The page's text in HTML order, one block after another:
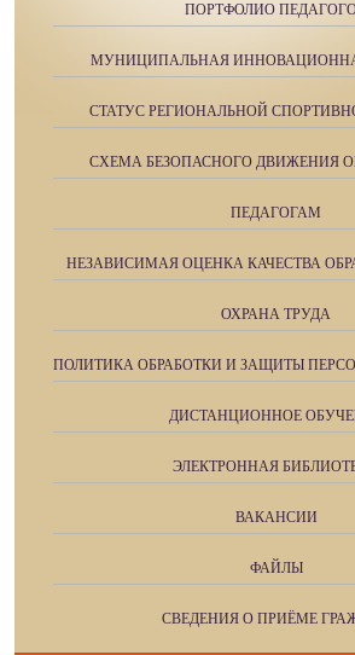
ПОРТФОЛИО
МУНИЦИПАЛЬНАЯ
СТАТУС РЕГИОНАЛЬНОЙ
СХЕМА БЕЗОПАСНОГО ДВИЖЕНИЯ
ПЕДАГОГАМ
НЕЗАВИСИМАЯ ОЦЕНКА КАЧЕСТВА
ОХРАНА ТРУДА
ПОЛИТИКА ОБРАБОТКИ И ЗАЩИТЫ
ДИСТАНЦИОННОЕ
ЭЛЕКТРОННАЯ
ВАКАНСИИ
ФАЙЛЫ
СВЕДЕНИЯ О ПРИЁМЕ